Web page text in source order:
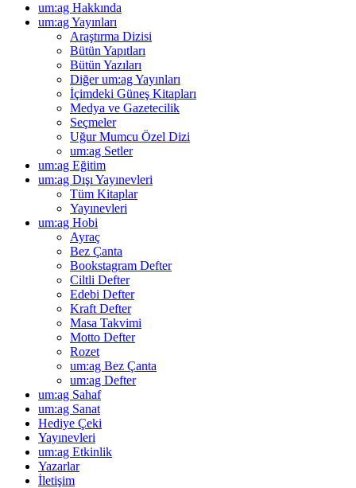
um:ag Hakkında
um:ag Yayınları
Araştırma Dizisi
Bütün Yapıtları
Bütün Yazıları
Diğer um:ag Yayınları
İçimdeki Güneş Kitapları
Medya ve Gazetecilik
Seçmeler
Uğur Mumcu Özel Dizi
um:ag Setler
um:ag Eğitim
um:ag Dışı Yayınevleri
Tüm Kitaplar
Yayınevleri
um:ag Hobi
Ayraç
Bez Çanta
Bookstagram Defter
Ciltli Defter
Edebi Defter
Kraft Defter
Masa Takvimi
Motto Defter
Rozet
um:ag Bez Çanta
um:ag Defter
um:ag Sahaf
um:ag Sanat
Hediye Çeki
Yayınevleri
um:ag Etkinlik
Yazarlar
İletişim